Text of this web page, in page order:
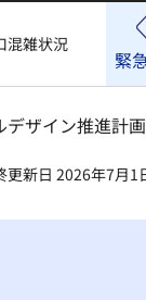
混雑状況
緊
ザイン推進計画
更新日 2026年7月1